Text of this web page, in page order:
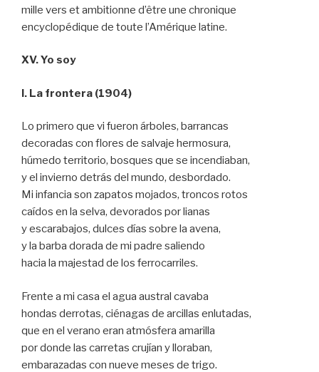
mille vers et ambitionne d’être une chronique
encyclopédique de toute l’Amérique latine.
XV. Yo soy
I. La frontera (1904)
Lo primero que vi fueron árboles, barrancas
decoradas con flores de salvaje hermosura,
húmedo territorio, bosques que se incendiaban,
y el invierno detrás del mundo, desbordado.
Mi infancia son zapatos mojados, troncos rotos
caídos en la selva, devorados por lianas
y escarabajos, dulces días sobre la avena,
y la barba dorada de mi padre saliendo
hacia la majestad de los ferrocarriles.
Frente a mi casa el agua austral cavaba
hondas derrotas, ciénagas de arcillas enlutadas,
que en el verano eran atmósfera amarilla
por donde las carretas crujían y lloraban,
embarazadas con nueve meses de trigo.